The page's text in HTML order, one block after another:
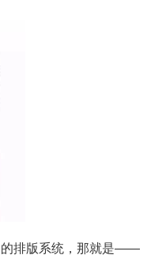
的排版系统，那就是——